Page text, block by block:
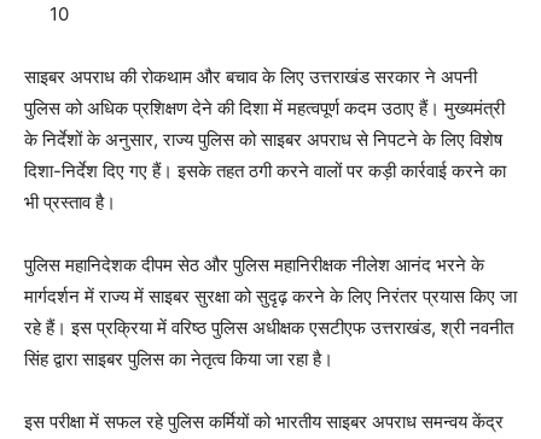
10
साइबर अपराध की रोकथाम और बचाव के लिए उत्तराखंड सरकार ने अपनी
पुलिस को अधिक प्रशिक्षण देने की दिशा में महत्वपूर्ण कदम उठाए हैं। मुख्यमंत्री
के निर्देशों के अनुसार, राज्य पुलिस को साइबर अपराध से निपटने के लिए विशेष
दिशा-निर्देश दिए गए हैं। इसके तहत ठगी करने वालों पर कड़ी कार्रवाई करने का
भी प्रस्ताव है।
पुलिस महानिदेशक दीपम सेठ और पुलिस महानिरीक्षक नीलेश आनंद भरने के
मार्गदर्शन में राज्य में साइबर सुरक्षा को सुदृढ़ करने के लिए निरंतर प्रयास किए जा
रहे हैं। इस प्रक्रिया में वरिष्ठ पुलिस अधीक्षक एसटीएफ उत्तराखंड, श्री नवनीत
सिंह द्वारा साइबर पुलिस का नेतृत्व किया जा रहा है।
इस परीक्षा में सफल रहे पुलिस कर्मियों को भारतीय साइबर अपराध समन्वय केंद्र